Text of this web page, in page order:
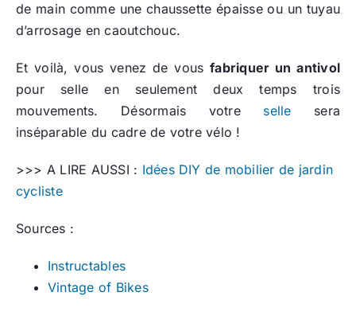
de main comme une chaussette épaisse ou un tuyau
d’arrosage en caoutchouc.
Et voilà, vous venez de vousfabriquer un antivol
pour selle en seulement deux temps trois
mouvements. Désormais votre selle sera
inséparable du cadre de votre vélo !
>>> A LIRE AUSSI : Idées DIY de mobilier de jardin
cycliste
Sources :
Instructables
Vintage of Bikes